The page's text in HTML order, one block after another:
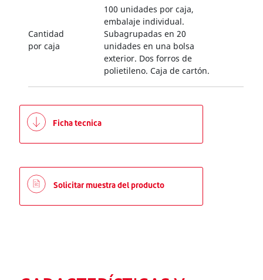
Cantidad
por caja
100 unidades por caja,
embalaje individual.
Subagrupadas en 20
unidades en una bolsa
exterior. Dos forros de
polietileno. Caja de cartón.
Ficha tecnica
Solicitar muestra del producto